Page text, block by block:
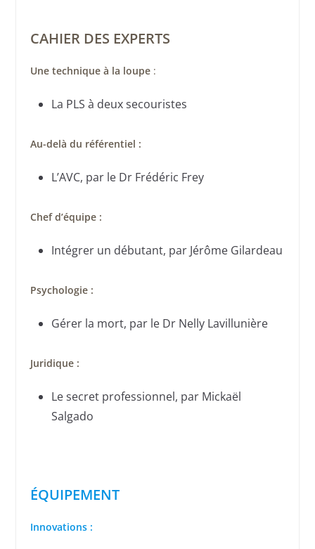
CAHIER DES EXPERTS
Une technique à la loupe:
La PLS à deux secouristes
Au-delà du référentiel :
L’AVC, par le Dr Frédéric Frey
Chef d’équipe :
Intégrer un débutant, par Jérôme Gilardeau
Psychologie :
Gérer la mort, par le Dr Nelly Lavillunière
Juridique :
Le secret professionnel, par Mickaël
Salgado
ÉQUIPEMENT
Innovations :